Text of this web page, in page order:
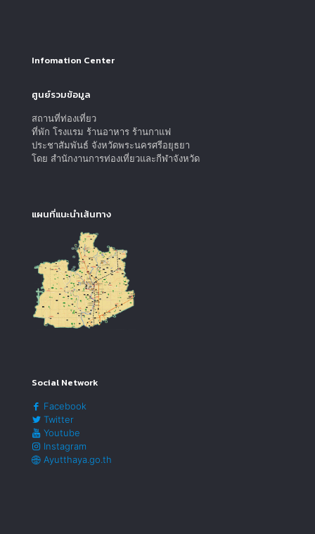
Infomation Center
ศูนย์รวมข้อมูล
สถานที่ท่องเที่ยว
ที่พัก โรงแรม ร้านอาหาร ร้านกาแฟ
ประชาสัมพันธ์ จังหวัดพระนครศรีอยุธยา
โดย สำนักงานการท่องเที่ยวและกีฬาจังหวัด
แผนที่แนะนำเส้นทาง
Social Network
Facebook
Twitter
Youtube
Instagram
Ayutthaya.go.th